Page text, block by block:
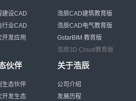
建设CAD
行业CAD
开发应用
浩辰CAD建筑教育版
浩辰CAD电气教育版
GstarBIM 教育版
浩辰3D Cloud教育版
伙伴
生态伙伴
开发生态
关于浩辰
公司介绍
发展历程